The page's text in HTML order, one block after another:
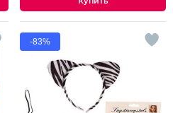
-83%